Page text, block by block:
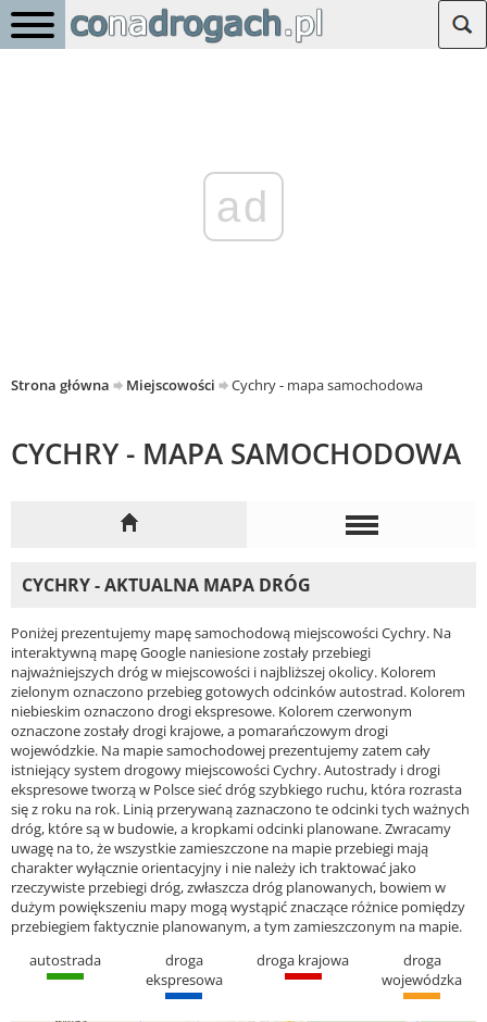
ad
Strona główna Miejscowości Cychry - mapa samochodowa
CYCHRY - MAPA SAMOCHODOWA
CYCHRY - AKTUALNA MAPA DRÓG
Poniżej prezentujemy mapę samochodową miejscowości Cychry. Na
interaktywną mapę Google naniesione zostały przebiegi
najważniejszych dróg w miejscowości i najbliższej okolicy. Kolorem
zielonym oznaczono przebieg gotowych odcinków autostrad. Kolorem
niebieskim oznaczono drogi ekspresowe. Kolorem czerwonym
oznaczone zostały drogi krajowe, a pomarańczowym drogi
wojewódzkie. Na mapie samochodowej prezentujemy zatem cały
istniejący system drogowy miejscowości Cychry. Autostrady i drogi
ekspresowe tworzą w Polsce sieć dróg szybkiego ruchu, która rozrasta
się z roku na rok. Linią przerywaną zaznaczono te odcinki tych ważnych
dróg, które są w budowie, a kropkami odcinki planowane. Zwracamy
uwagę na to, że wszystkie zamieszczone na mapie przebiegi mają
charakter wyłącznie orientacyjny i nie należy ich traktować jako
rzeczywiste przebiegi dróg, zwłaszcza dróg planowanych, bowiem w
dużym powiększeniu mapy mogą wystąpić znaczące różnice pomiędzy
przebiegiem faktycznie planowanym, a tym zamieszczonym na mapie.
autostrada
droga
ekspresowa
droga krajowa
droga
wojewódzka